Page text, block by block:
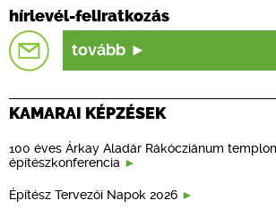
hírlevél-feliratkozás
tovább
KAMARAI KÉPZÉSEK
100 éves Árkay Aladár Rákócziánum
építészkonferencia
Építész Tervezői Napok 2026